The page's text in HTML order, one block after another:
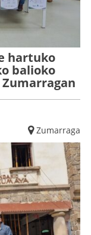
hartuko
balioko
Zumarraga